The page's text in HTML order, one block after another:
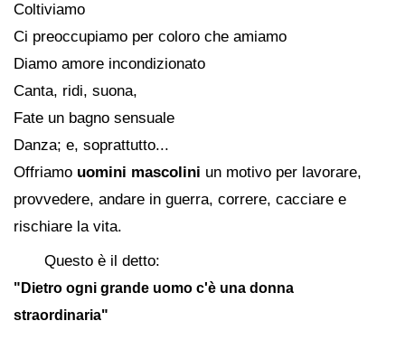
Coltiviamo
Ci preoccupiamo per coloro che amiamo
Diamo amore incondizionato
Canta, ridi, suona,
Fate un bagno sensuale
Danza; e, soprattutto...
Offriamo uomini mascolini un motivo per lavorare,
provvedere, andare in guerra, correre, cacciare e
rischiare la vita.
Questo è il detto:
"Dietro ogni grande uomo c'è una donna
straordinaria"